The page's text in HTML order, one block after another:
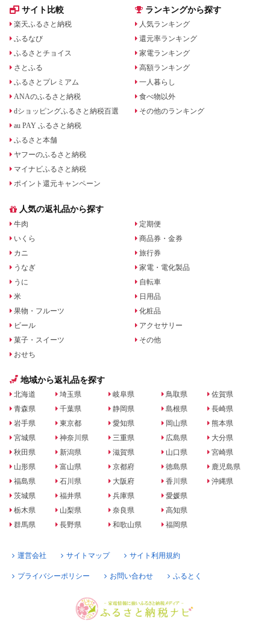
サイト比較
楽天ふるさと納税
ふるなび
ふるさとチョイス
さとふる
ふるさとプレミアム
ANAのふるさと納税
dショッピングふるさと納税百選
au PAY ふるさと納税
ふるさと本舗
ヤフーのふるさと納税
マイナビふるさと納税
ポイント還元キャンペーン
ランキングから探す
人気ランキング
還元率ランキング
家電ランキング
高額ランキング
一人暮らし
食べ物以外
その他のランキング
人気の返礼品から探す
牛肉
いくら
カニ
うなぎ
うに
米
果物・フルーツ
ビール
菓子・スイーツ
おせち
定期便
商品券・金券
旅行券
家電・電化製品
自転車
日用品
化粧品
アクセサリー
その他
地域から返礼品を探す
北海道
青森県
岩手県
宮城県
秋田県
山形県
福島県
茨城県
栃木県
群馬県
埼玉県
千葉県
東京都
神奈川県
新潟県
富山県
石川県
福井県
山梨県
長野県
岐阜県
静岡県
愛知県
三重県
滋賀県
京都府
大阪府
兵庫県
奈良県
和歌山県
鳥取県
島根県
岡山県
広島県
山口県
徳島県
香川県
愛媛県
高知県
福岡県
佐賀県
長崎県
熊本県
大分県
宮崎県
鹿児島県
沖縄県
運営会社 サイトマップ サイト利用規約
プライバシーポリシー お問い合わせ ふるとく